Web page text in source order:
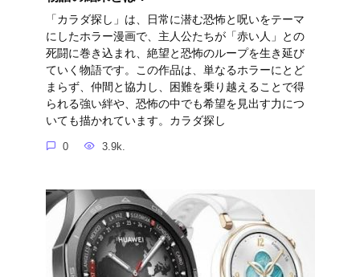
「カラダ探し」は、日常に潜む恐怖と呪いをテーマ
にしたホラー漫画で、主人公たちが「赤い人」との
死闘に巻き込まれ、絶望と恐怖のループを生き延び
ていく物語です。この作品は、単なるホラーにとど
まらず、仲間と協力し、困難を乗り越えることで得
られる強い絆や、恐怖の中でも希望を見出す力につ
いても描かれています。カラダ探し
0 3.9k.